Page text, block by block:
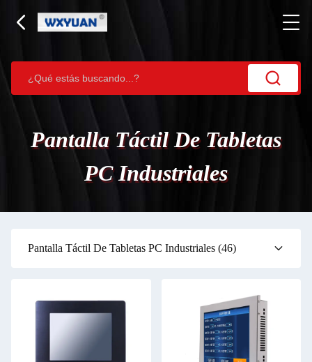
Pantalla Táctil De Tabletas
PC Industriales
Pantalla Táctil De Tabletas PC Industriales (46)